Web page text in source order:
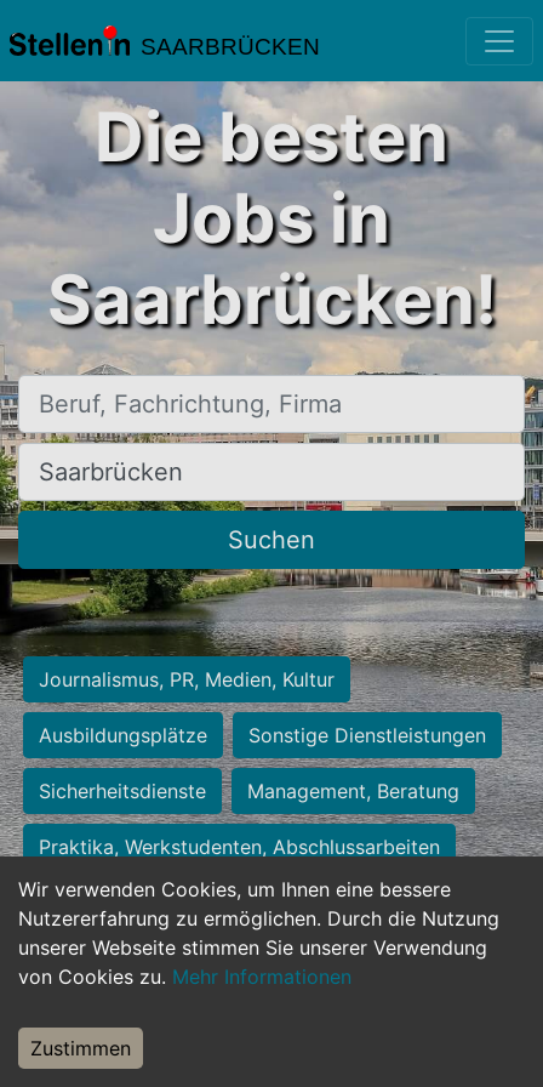
SAARBRÜCKEN
Wir verwenden Cookies, um Ihnen eine bessere
Nutzererfahrung zu ermöglichen. Durch die Nutzung
unserer Webseite stimmen Sie unserer Verwendung
von Cookies zu. Mehr Informationen
Zustimmen
Die besten
Jobs in
Saarbrücken!
Beruf, Fachrichtung, Firma
Ort, Stadt
Suchen
Journalismus, PR, Medien, Kultur
Ausbildungsplätze Sonstige Dienstleistungen
Sicherheitsdienste Management, Beratung
Praktika, Werkstudenten, Abschlussarbeiten
Personalwesen Assistenz, Sekretariat
Hilfskräfte, Aushilfs- und Nebenjobs
Weiterbildung, Studium, duale Ausbildung